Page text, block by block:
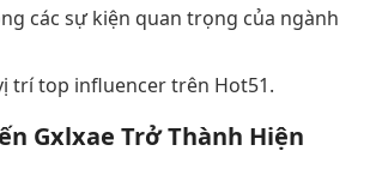
các sự kiện quan trọng của ngành
trí top influencer trên Hot51.
Gxlxae Trở Thành Hiện